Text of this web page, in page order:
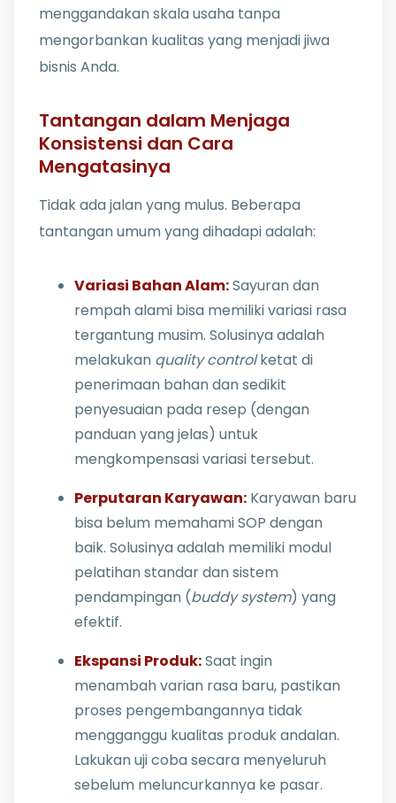
menggandakan skala usaha tanpa
mengorbankan kualitas yang menjadi jiwa
bisnis Anda.
Tantangan dalam Menjaga
Konsistensi dan Cara
Mengatasinya
Tidak ada jalan yang mulus. Beberapa
tantangan umum yang dihadapi adalah:
Variasi Bahan Alam:Sayuran dan
rempah alami bisa memiliki variasi rasa
tergantung musim. Solusinya adalah
melakukan quality controlketat di
penerimaan bahan dan sedikit
penyesuaian pada resep (dengan
panduan yang jelas) untuk
mengkompensasi variasi tersebut.
Perputaran Karyawan: Karyawan baru
bisa belum memahami SOP dengan
baik. Solusinya adalah memiliki modul
pelatihan standar dan sistem
pendampingan (buddy system) yang
efektif.
Ekspansi Produk:Saat ingin
menambah varian rasa baru, pastikan
proses pengembangannya tidak
mengganggu kualitas produk andalan.
Lakukan uji coba secara menyeluruh
sebelum meluncurkannya ke pasar.